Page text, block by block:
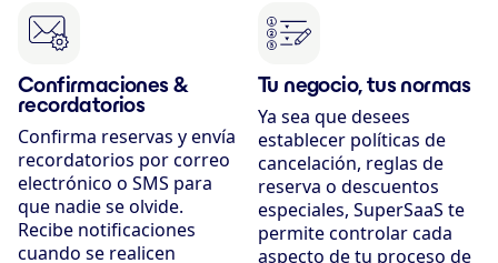
Confirmaciones &
recordatorios
Confirma reservas y envía
recordatorios por correo
electrónico o SMS para
que nadie se olvide.
Recibe notificaciones
cuando se realicen
Tu negocio, tus normas
Ya sea que desees
establecer políticas de
cancelación, reglas de
reserva o descuentos
especiales, SuperSaaS te
permite controlar cada
aspecto de tu proceso de